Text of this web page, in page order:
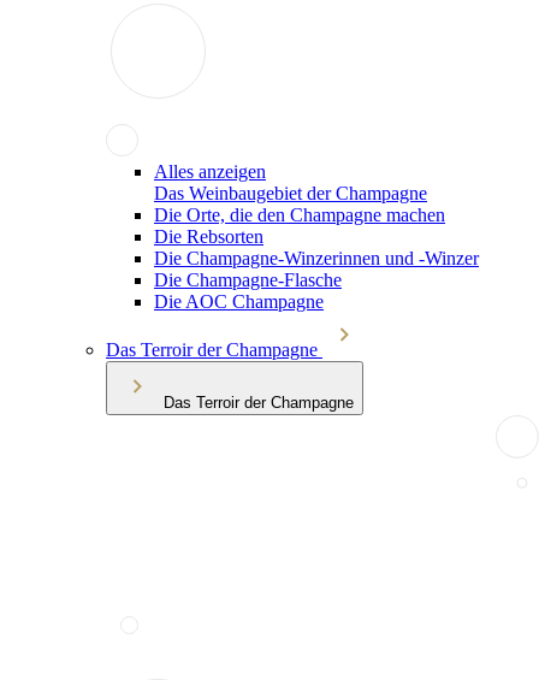
Alles anzeigen
Das Weinbaugebiet der Champagne
Die Orte, die den Champagne machen
Die Rebsorten
Die Champagne-Winzerinnen und -Winzer
Die Champagne-Flasche
Die AOC Champagne
Das Terroir der Champagne
Das Terroir der Champagne